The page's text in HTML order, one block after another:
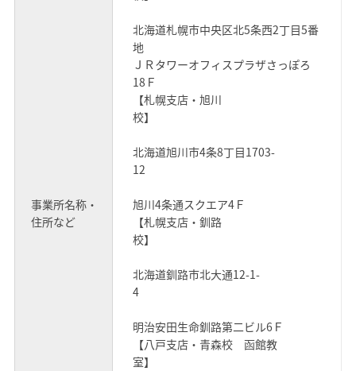
事業所名称・
住所など
北海道札幌市中央区北5条西2丁目5番
地
ＪＲタワーオフィスプラザさっぽろ
18Ｆ
【札幌支店・旭川
校】
北海道旭川市4条8丁目1703-
12
旭川4条通スクエア4Ｆ
【札幌支店・釧路
校】
北海道釧路市北大通12-1-
4
明治安田生命釧路第二ビル6Ｆ
【八戸支店・青森校 函館教
室】